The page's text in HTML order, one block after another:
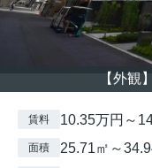
【外
賃料 10.35万円～
面積 25.71㎡～